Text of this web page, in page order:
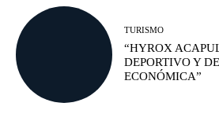
TURISMO
“HYROX
DEPORTIVO Y
ECONÓMICA”